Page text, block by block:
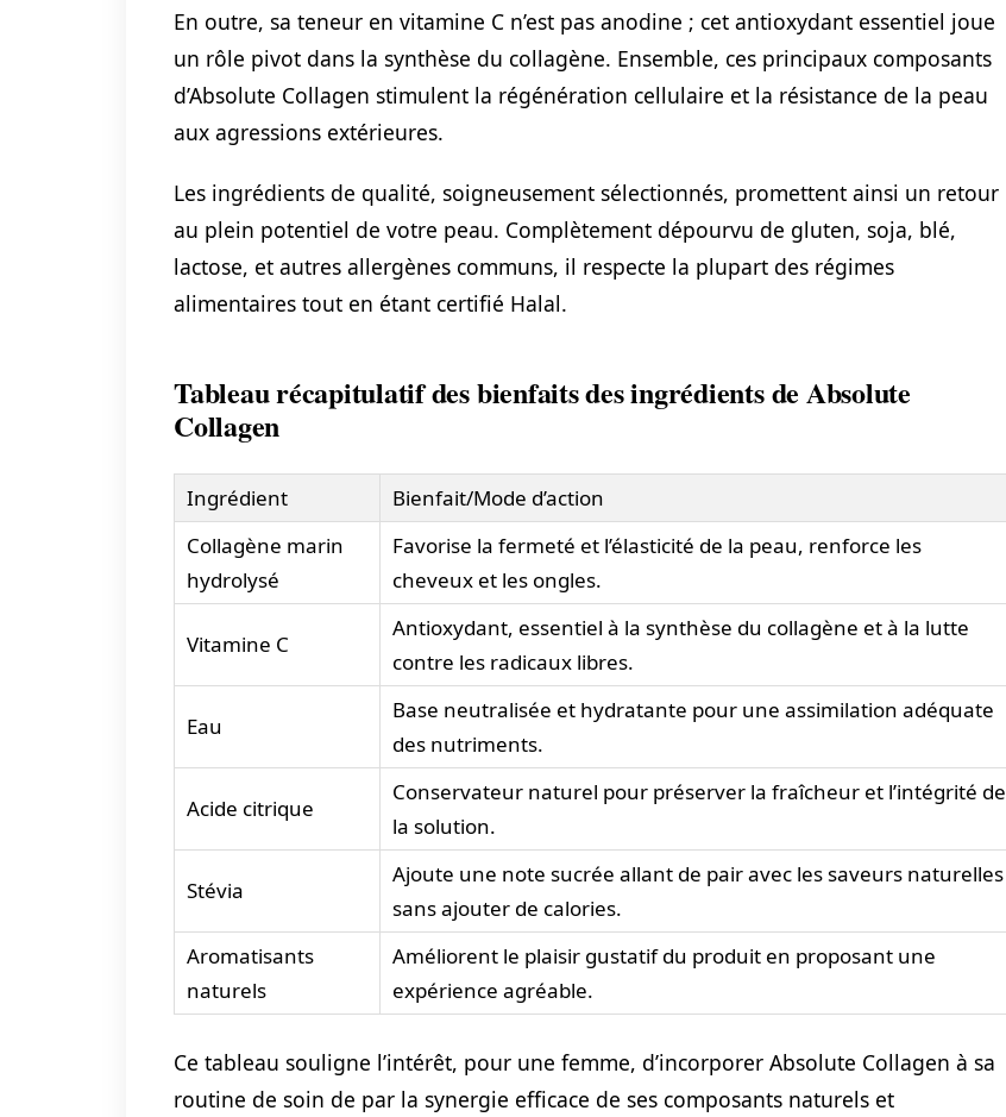
En outre, sa teneur en vitamine C n’est pas anodine ; cet antioxydant essentiel joue
un rôle pivot dans la synthèse du collagène. Ensemble, ces principaux composants
d’Absolute Collagen stimulent la régénération cellulaire et la résistance de la peau
aux agressions extérieures.
Les ingrédients de qualité, soigneusement sélectionnés, promettent ainsi un retour
au plein potentiel de votre peau. Complètement dépourvu de gluten, soja, blé,
lactose, et autres allergènes communs, il respecte la plupart des régimes
alimentaires tout en étant certifié Halal.
Tableau récapitulatif des bienfaits des ingrédients de Absolute
Collagen
Ingrédient
Bienfait/Mode d’action
Collagène marin
hydrolysé
Favorise la fermeté et l’élasticité de la peau, renforce les
cheveux et les ongles.
Vitamine C
Antioxydant, essentiel à la synthèse du collagène et à la lutte
contre les radicaux libres.
Eau
Base neutralisée et hydratante pour une assimilation adéquate
des nutriments.
Acide citrique
Conservateur naturel pour préserver la fraîcheur et l’intégrité de
la solution.
Stévia
Ajoute une note sucrée allant de pair avec les saveurs naturelles
sans ajouter de calories.
Aromatisants
naturels
Améliorent le plaisir gustatif du produit en proposant une
expérience agréable.
Ce tableau souligne l’intérêt, pour une femme, d’incorporer Absolute Collagen à sa
routine de soin de par la synergie efficace de ses composants naturels et